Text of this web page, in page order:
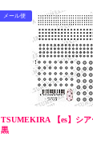
メール便
TSUMEKIRA 【es】シア
黒